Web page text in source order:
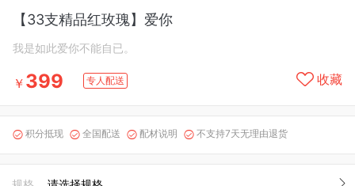
【33支精品红玫瑰】爱你
我是如此爱你不能自已。
￥ 399 专人配送 收藏
 积分抵现  全国配送  配材说明  不支持7天无理由退货